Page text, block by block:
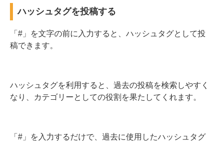
ハッシュタグを投稿する
「#」を文字の前に入力すると、ハッシュタグとして投
稿できます。
ハッシュタグを利用すると、過去の投稿を検索しやすく
なり、カテゴリーとしての役割を果たしてくれます。
「#」を入力するだけで、過去に使用したハッシュタグ